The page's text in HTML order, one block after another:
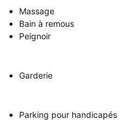
Massage
Bain à remous
Peignoir
Garderie
Parking pour handicapés